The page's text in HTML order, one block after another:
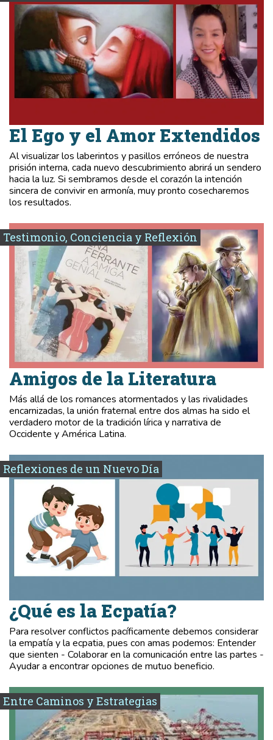
El Ego y el Amor Extendidos
Al visualizar los laberintos y pasillos erróneos de nuestra
prisión interna, cada nuevo descubrimiento abrirá un sendero
hacia la luz. Si sembramos desde el corazón la intención
sincera de convivir en armonía, muy pronto cosecharemos
los resultados.
Testimonio, Conciencia y Reflexión
Amigos de la Literatura
Más allá de los romances atormentados y las rivalidades
encarnizadas, la unión fraternal entre dos almas ha sido el
verdadero motor de la tradición lírica y narrativa de
Occidente y América Latina.
Reflexiones de un Nuevo Día
¿Qué es la Ecpatía?
Para resolver conflictos pacíficamente debemos considerar
la empatía y la ecpatia, pues con amas podemos: Entender
que sienten - Colaborar en la comunicación entre las partes -
Ayudar a encontrar opciones de mutuo beneficio.
Entre Caminos y Estrategias